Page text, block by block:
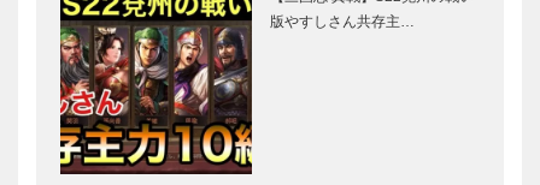
版やすしさん共存主…